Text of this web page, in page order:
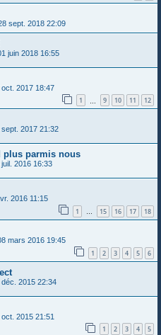
sept. 2018 22:09
juin 2018 16:55
oct. 2017 18:47
1 9 10 11 12
sept. 2017 21:32
plus parmis nous
juil. 2016 16:33
2016 11:15
1 … 15 16 17 18
mars 2016 19:45
1 2 3 4 5 6
déc. 2015 22:34
2015 21:51
1 2 3 4 5